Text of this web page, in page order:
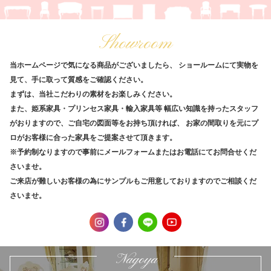
Showroom
当ホームページで気になる商品がございましたら、
ショールームにて実物を
見て、手に取って質感をご確認ください。
まずは、当社こだわりの素材をお楽しみください。
また、姫系家具・プリンセス家具・輸入家具等 幅広い知識を持ったスタッフ
がおりますので、ご自宅の図面等をお持ち頂ければ、
お家の間取りを元にプ
ロがお客様に合った家具をご提案させて頂きます。
※予約制なりますので事前にメールフォームまたはお電話にてお問合せくだ
さいませ。
ご来店が難しいお客様の為にサンプルもご用意しておりますのでご相談くだ
さいませ。
Nagoya